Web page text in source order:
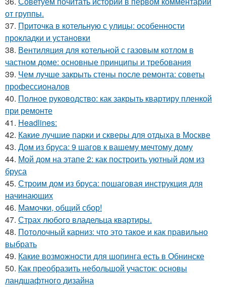
от группы.
37. Приточка в котельную с улицы: особенности
прокладки и установки
38. Вентиляция для котельной с газовым котлом в
частном доме: основные принципы и требования
39. Чем лучше закрыть стены после ремонта: советы
профессионалов
40. Полное руководство: как закрыть квартиру пленкой
при ремонте
41. Headlines:
42. Какие лучшие парки и скверы для отдыха в Москве
43. Дом из бруса: 9 шагов к вашему мечтому дому
44. Мой дом на этапе 2: как построить уютный дом из
бруса
45. Строим дом из бруса: пошаговая инструкция для
начинающих
46. Мамочки, общий сбор!
47. Страх любого владельца квартиры.
48. Потолочный карниз: что это такое и как правильно
выбрать
49. Какие возможности для шопинга есть в Обнинске
50. Как преобразить небольшой участок: основы
ландшафтного дизайна